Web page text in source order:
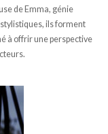
de Emma, génie
ils forment
à offrir une perspective